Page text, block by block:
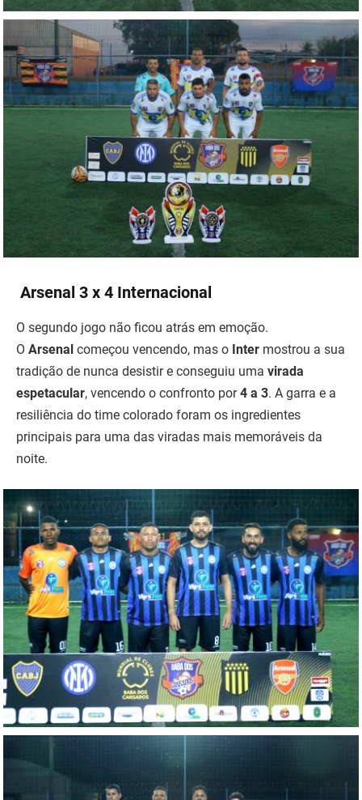
Arsenal 3 x 4 Internacional
O segundo jogo não ficou atrás em emoção.
O Arsenal começou vencendo, mas o Inter mostrou a sua
tradição de nunca desistir e conseguiu uma virada
espetacular, vencendo o confronto por4 a 3. A garra e a
resiliência do time colorado foram os ingredientes
principais para uma das viradas mais memoráveis da
noite.